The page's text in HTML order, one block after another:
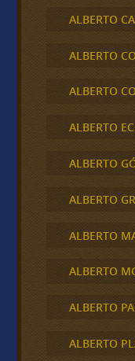
ALBERTO
ALBERTO
ALBERTO
ALBERTO
ALBERTO
ALBERTO
ALBERTO
ALBERTO
ALBERTO
ALBERTO